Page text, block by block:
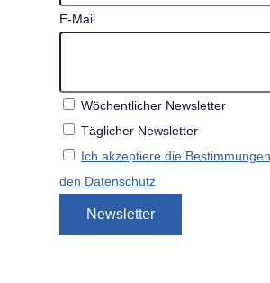
E-Mail
Wöchentlicher Newsletter
Täglicher Newsletter
Ich akzeptiere die
den Datenschutz